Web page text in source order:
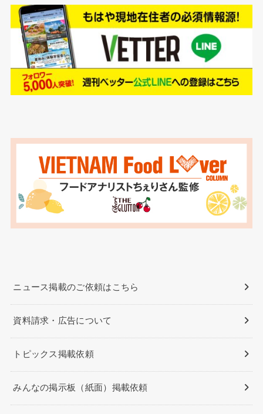
ニュース掲載のご依頼はこちら
資料請求・広告について
トピックス掲載依頼
みんなの掲示板（紙面）掲載依頼